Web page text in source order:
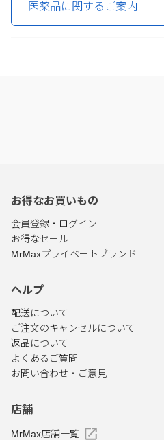
医薬品に関するご案内
お得なお買いもの
会員登録・ログイン
お得なセール
MrMaxプライベートブランド
ヘルプ
配送について
ご注文のキャンセルについて
返品について
よくあるご質問
お問い合わせ・ご意見
店舗
MrMax店舗一覧